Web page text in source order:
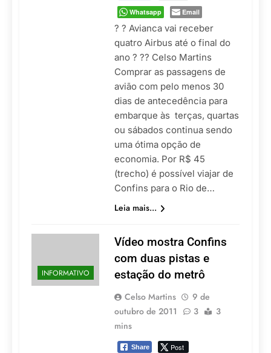
Whatsapp Email
? ? Avianca vai receber
quatro Airbus até o final do
ano ? ?? Celso Martins
Comprar as passagens de
avião com pelo menos 30
dias de antecedência para
embarque às terças, quartas
ou sábados continua sendo
uma ótima opção de
economia. Por R$ 45
(trecho) é possível viajar de
Confins para o Rio de…
Leia mais...
INFORMATIVO
Vídeo mostra Confins
com duas pistas e
estação do metrô
Celso Martins
9 de
outubro de 2011
3
3
mins
Share Post